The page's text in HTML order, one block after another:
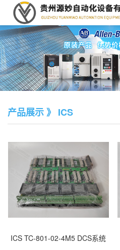
产品展示 》 ICS
ICS TC-801-02-4M5 DCS系统